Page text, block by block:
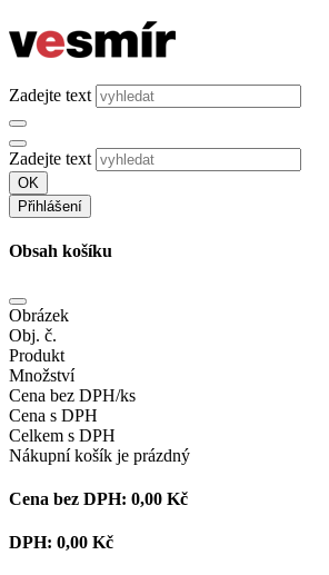
Zadejte text
Zadejte text
OK
Přihlášení
Obsah košíku
Obrázek
Obj. č.
Produkt
Množství
Cena bez DPH/ks
Cena s DPH
Celkem s DPH
Nákupní košík je prázdný
Cena bez DPH: 0,00 Kč
DPH: 0,00 Kč